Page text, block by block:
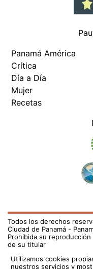
Panamá América
Crítica
Día a Día
Mujer
Recetas
Todos los derechos
Ciudad de Panamá -
Prohibida su
de su titular
Utilizamos cookies
nuestros servicios y